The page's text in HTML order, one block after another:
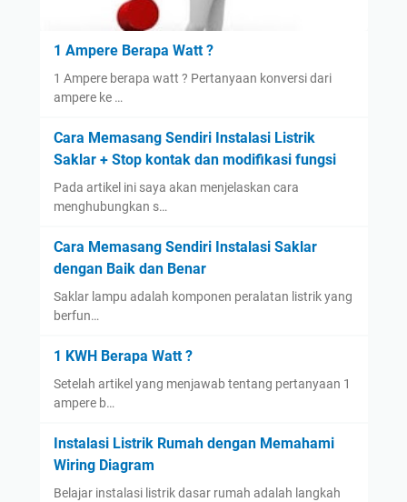
1 Ampere Berapa Watt ?
1 Ampere berapa watt ? Pertanyaan konversi dari
ampere ke …
Cara Memasang Sendiri Instalasi Listrik
Saklar + Stop kontak dan modifikasi fungsi
Pada artikel ini saya akan menjelaskan cara
menghubungkan s…
Cara Memasang Sendiri Instalasi Saklar
dengan Baik dan Benar
Saklar lampu adalah komponen peralatan listrik yang
berfun…
1 KWH Berapa Watt ?
Setelah artikel yang menjawab tentang pertanyaan 1
ampere b…
Instalasi Listrik Rumah dengan Memahami
Wiring Diagram
Belajar instalasi listrik dasar rumah adalah langkah